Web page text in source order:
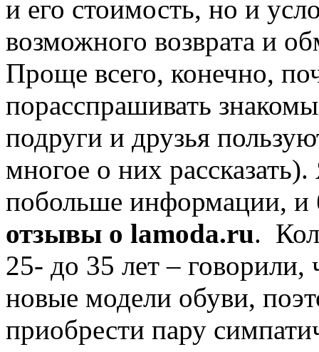
и его стоимость, но и
возможного возврата и
Проще всего, конечно,
порасспрашивать
подруги и друзья
многое о них
побольше информации, и
отзывы о lamoda.ru.
25- до 35 лет –
новые модели обуви,
приобрести пару